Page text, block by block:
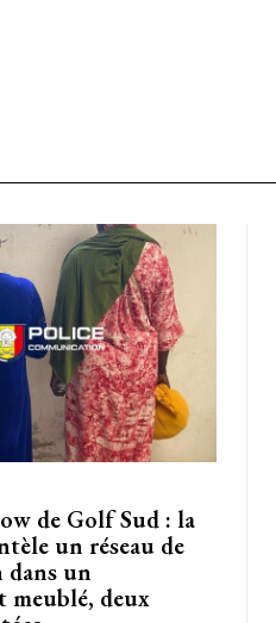
de Golf Sud : la
un réseau de
un
meublé, deux